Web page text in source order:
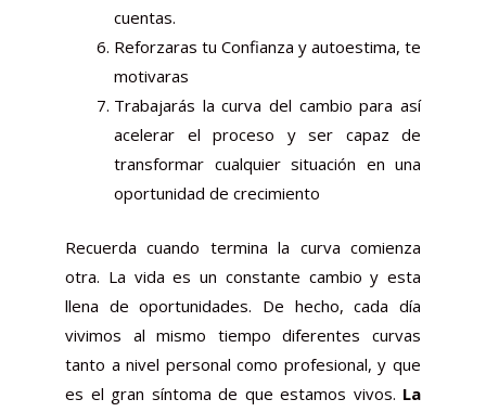
cuentas.
Reforzaras tu Confianza y autoestima, te
motivaras
Trabajarás la curva del cambio para así
acelerar el proceso y ser capaz de
transformar cualquier situación en una
oportunidad de crecimiento
Recuerda cuando termina la curva comienza
otra. La vida es un constante cambio y esta
llena de oportunidades. De hecho, cada día
vivimos al mismo tiempo diferentes curvas
tanto a nivel personal como profesional, y que
es el gran síntoma de que estamos vivos. La